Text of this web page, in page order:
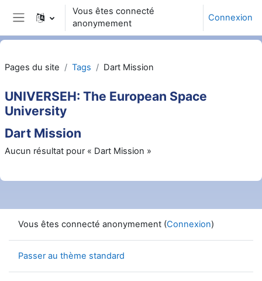
Passer au contenu principal
Panneau latéral
Vous êtes connecté
anonymement
Connexion
Pages du site Tags Dart Mission
UNIVERSEH: The European Space
University
Dart Mission
Aucun résultat pour « Dart Mission »
Vous êtes connecté anonymement (Connexion)
Passer au thème standard